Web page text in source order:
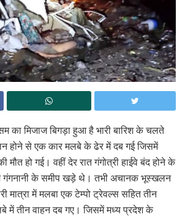
का मिजाज बिगड़ा हुआ है भारी बारिश के चलते
होने से एक कार मलबे के ढेर में दब गई जिसमें
मौत हो गई। वहीं देर रात गंगोत्री हाईवे बंद होने के
गंगनानी के समीप खड़े थे। तभी अचानक भूस्खलन
मात्रा में मलबा एक टेम्पो ट्रेवल्स सहित तीन
में तीन वाहन दब गए। जिसमें मध्य प्रदेश के